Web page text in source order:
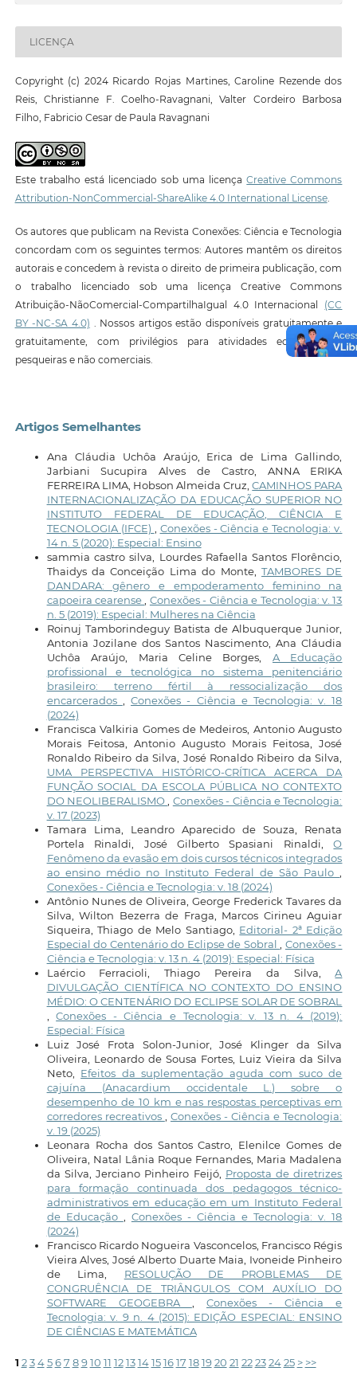
LICENÇA
Copyright (c) 2024 Ricardo Rojas Martines, Caroline Rezende dos
Reis, Christianne F. Coelho-Ravagnani, Valter Cordeiro Barbosa
Filho, Fabricio Cesar de Paula Ravagnani
Este trabalho está licenciado sob uma licençaCreative Commons
Attribution-NonCommercial-ShareAlike 4.0 International License.
Os autores que publicam na Revista Conexões: Ciência e Tecnologia
concordam com os seguintes termos: Autores mantêm os direitos
autorais e concedem à revista o direito de primeira publicação, com
o trabalho licenciado sob uma licença Creative Commons
Atribuição-NãoComercial-CompartilhaIgual 4.0 Internacional (CC
BY -NC-SA 4.0) . Nossos artigos estão disponíveis gratuitamente e
gratuitamente, com privilégios para atividades educacionais,
pesqueiras e não comerciais.
Artigos Semelhantes
Ana Cláudia Uchôa Araújo, Erica de Lima Gallindo,
Jarbiani Sucupira Alves de Castro, ANNA ERIKA
FERREIRA LIMA, Hobson Almeida Cruz,CAMINHOS PARA
INTERNACIONALIZAÇÃO DA EDUCAÇÃO SUPERIOR NO
INSTITUTO FEDERAL DE EDUCAÇÃO, CIÊNCIA E
TECNOLOGIA (IFCE)
Conexões - Ciência e Tecnologia: v.
14 n. 5 (2020): Especial: Ensino
sammia castro silva, Lourdes Rafaella Santos Florêncio,
Thaidys da Conceição Lima do Monte,TAMBORES DE
DANDARA: gênero e empoderamento feminino na
capoeira cearense
Conexões - Ciência e Tecnologia: v. 13
n. 5 (2019): Especial: Mulheres na Ciência
Roinuj Tamborindeguy Batista de Albuquerque Junior,
Antonia Jozilane dos Santos Nascimento, Ana Cláudia
Uchôa Araújo, Maria Celine Borges, A Educação
profissional e tecnológica no sistema penitenciário
brasileiro: terreno fértil à ressocialização dos
encarcerados
,Conexões - Ciência e Tecnologia: v. 18
(2024)
Francisca Valkiria Gomes de Medeiros, Antonio Augusto
Morais Feitosa, Antonio Augusto Morais Feitosa, José
Ronaldo Ribeiro da Silva, José Ronaldo Ribeiro da Silva,
UMA PERSPECTIVA HISTÓRICO-CRÍTICA ACERCA DA
FUNÇÃO SOCIAL DA ESCOLA PÚBLICA NO CONTEXTO
DO NEOLIBERALISMO
Conexões - Ciência e Tecnologia:
v. 17 (2023)
Tamara Lima, Leandro Aparecido de Souza, Renata
Portela Rinaldi, José Gilberto Spasiani Rinaldi,O
Fenômeno da evasão em dois cursos técnicos integrados
ao ensino médio no Instituto Federal de São Paulo
Conexões - Ciência e Tecnologia: v. 18 (2024)
Antônio Nunes de Oliveira, George Frederick Tavares da
Silva, Wilton Bezerra de Fraga, Marcos Cirineu Aguiar
Siqueira, Thiago de Melo Santiago, Editorial- 2ª Edição
Especial do Centenário do Eclipse de Sobral
Conexões -
Ciência e Tecnologia: v. 13 n. 4 (2019): Especial: Física
Laércio Ferracioli, Thiago Pereira da Silva,A
DIVULGAÇÃO CIENTÍFICA NO CONTEXTO DO ENSINO
MÉDIO: O CENTENÁRIO DO ECLIPSE SOLAR DE SOBRAL
,Conexões - Ciência e Tecnologia: v. 13 n. 4 (2019):
Especial: Física
Luiz José Frota Solon-Junior, José Klinger da Silva
Oliveira, Leonardo de Sousa Fortes, Luiz Vieira da Silva
Neto, Efeitos da suplementação aguda com suco de
cajuína (Anacardium occidentale L.) sobre o
desempenho de 10 km e nas respostas perceptivas em
corredores recreativos
Conexões - Ciência e Tecnologia:
v. 19 (2025)
Leonara Rocha dos Santos Castro, Elenilce Gomes de
Oliveira, Natal Lânia Roque Fernandes, Maria Madalena
da Silva, Jerciano Pinheiro Feijó, Proposta de diretrizes
para formação continuada dos pedagogos técnico-
administrativos em educação em um Instituto Federal
de Educação
Conexões - Ciência e Tecnologia: v. 18
(2024)
Francisco Ricardo Nogueira Vasconcelos, Francisco Régis
Vieira Alves, José Alberto Duarte Maia, Ivoneide Pinheiro
de Lima, RESOLUÇÃO DE PROBLEMAS DE
CONGRUÊNCIA DE TRIÂNGULOS COM AUXÍLIO DO
SOFTWARE GEOGEBRA
,Conexões - Ciência e
Tecnologia: v. 9 n. 4 (2015): EDIÇÃO ESPECIAL: ENSINO
DE CIÊNCIAS E MATEMÁTICA
1 2 3 4 5 6 7 8 9 10 11 12 13 14 15 16 17 18 19 20 21 22 23 24 25 > >>